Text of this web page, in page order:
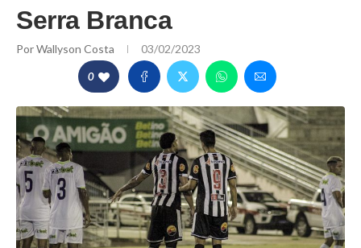
Serra Branca
PorWallyson Costa 03/02/2023
0